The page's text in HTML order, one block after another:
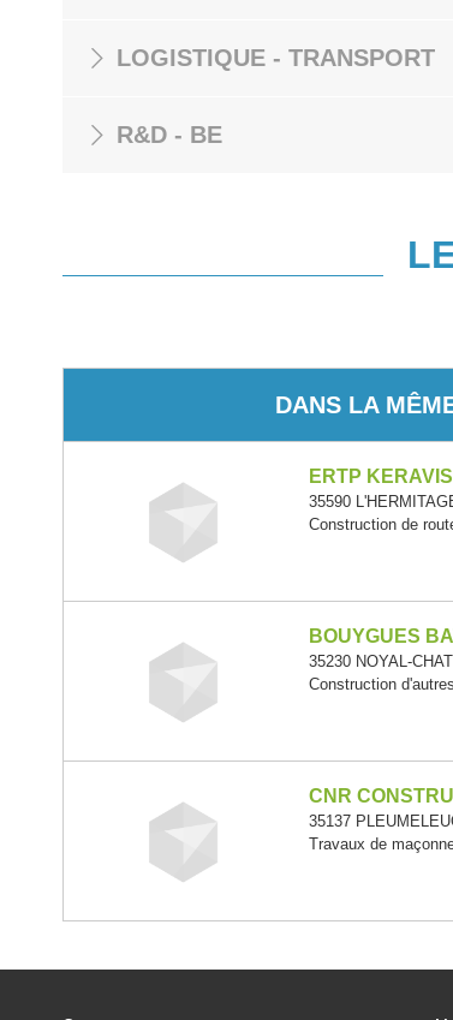
LOGISTIQUE - TRANSPORT
R&D - BE
DANS LA
ERTP KERAVIS
35590
Construction de
BOUYGUES
35230 NOYAL-
Construction
CNR
35137
Travaux de